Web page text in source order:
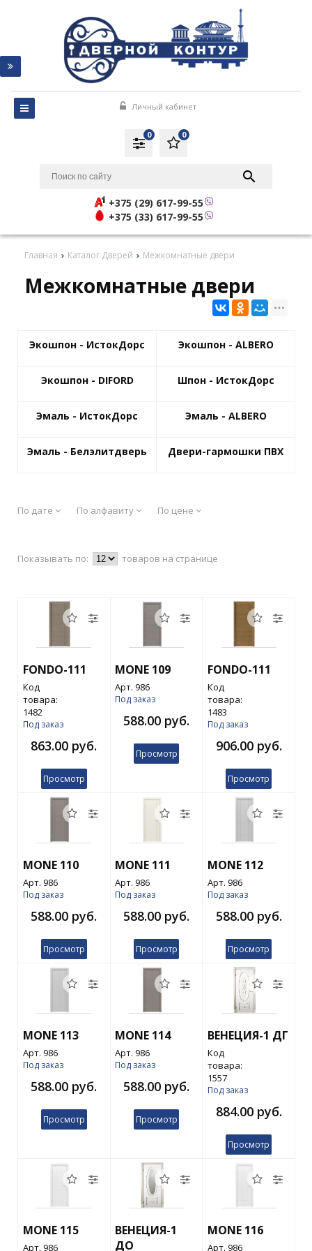
0
0
Личный кабинет
+375 (29) 617-99-55
+375 (33) 617-99-55
Главная Каталог Дверей Межкомнатные двери
Межкомнатные двери
Экошпон - ИстокДорс Экошпон - ALBERO
Экошпон - DIFORD Шпон - ИстокДорс
Эмаль - ИстокДорс Эмаль - ALBERO
Эмаль - Белэлитдверь Двери-гармошки ПВХ
По дате По алфавиту По цене
Показывать по: товаров на странице
FONDO-111
Код
товара:
1482
Под заказ
863.00 руб.
Просмотр
MONE 109
Арт. 986
Под заказ
588.00 руб.
Просмотр
FONDO-111
Код
товара:
1483
Под заказ
906.00 руб.
Просмотр
MONE 110
Арт. 986
Под заказ
588.00 руб.
Просмотр
MONE 111
Арт. 986
Под заказ
588.00 руб.
Просмотр
MONE 112
Арт. 986
Под заказ
588.00 руб.
Просмотр
MONE 113
Арт. 986
Под заказ
588.00 руб.
Просмотр
MONE 114
Арт. 986
Под заказ
588.00 руб.
Просмотр
ВЕНЕЦИЯ-1 ДГ
Код
товара:
1557
Под заказ
884.00 руб.
Просмотр
MONE 115
Арт. 986
ВЕНЕЦИЯ-1
ДО
MONE 116
Арт. 986